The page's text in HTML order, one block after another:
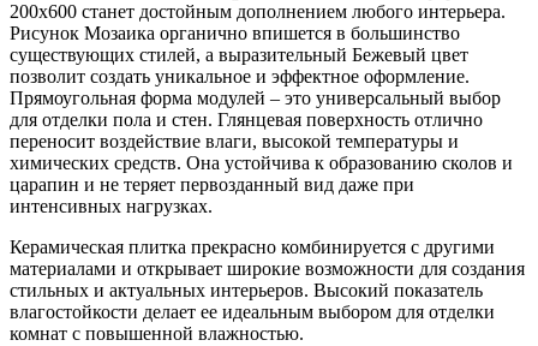
200x600 станет достойным дополнением любого интерьера.
Рисунок Мозаика органично впишется в большинство
существующих стилей, а выразительный Бежевый цвет
позволит создать уникальное и эффектное оформление.
Прямоугольная форма модулей – это универсальный выбор
для отделки пола и стен. Глянцевая поверхность отлично
переносит воздействие влаги, высокой температуры и
химических средств. Она устойчива к образованию сколов и
царапин и не теряет первозданный вид даже при
интенсивных нагрузках.
Керамическая плитка прекрасно комбинируется с другими
материалами и открывает широкие возможности для создания
стильных и актуальных интерьеров. Высокий показатель
влагостойкости делает ее идеальным выбором для отделки
комнат с повышенной влажностью.